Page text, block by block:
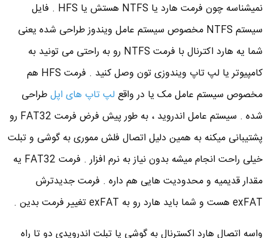
نمیشناسه چون فرمت هارد یا NTFS هستش یا HFS . فایل
سیستم NTFS مخصوص سیستم عامل ویندوز طراحی شده یعنی
شما یه هارد اکترنال با فرمت NTFS رو به راحتی می تونید به
کامپیوتر یا لپ تاپ ویندوزی تون وصل کنید . فرمت HFS هم
مخصوص سیستم عامل مک یا در واقع لپ تاپ های اپلطراحی
شده . سیستم عامل اندروید ، به طور پیش فرض فرمت FAT32 رو
پشتیبانی میکنه به همین دلیل اتصال فلش مموری به گوشی و تبلت
خیلی راحت انجام میشه بدون نیاز به نرم افزار . فرمت FAT32 یه
مقدار قدیمیه و محدودیت هایی هم داره . فرمت جدیدترش
exFAT هست و شما باید هارد رو به exFAT تغییر فرمت بدین .
واسه اتصال هارد اکسترنال به گوشی یا تبلت اندرویدی دو تا راه